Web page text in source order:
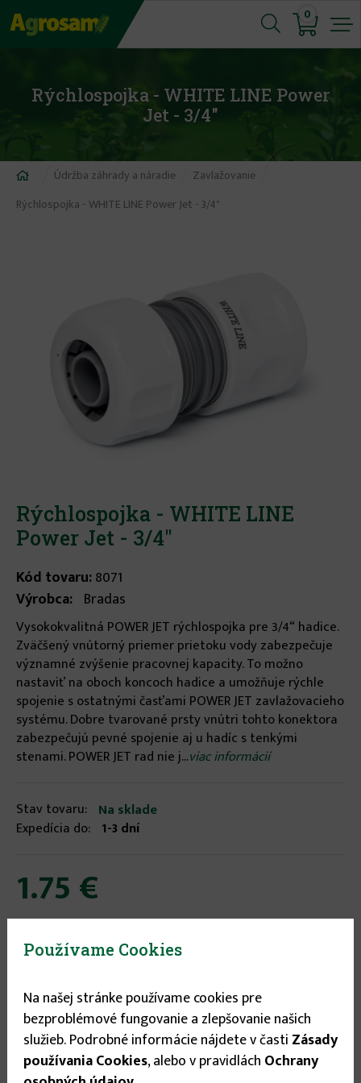
Jump
to
0
Rýchlospojka - WHITE LINE Power
Jet - 3/4"
Nachádzate
sa
Údržba záhrady a náradie
Zavlažovanie
Rýchlospojka - WHITE LINE Power Jet - 3/4"
Rýchlospojka - WHITE LINE
Power Jet - 3/4"
Kód tovaru:8071
Výrobca: Bradas
Vysokokvalitná POWER JET rýchlospojka pre 3/4“ hadice.
Zväčšený vnútorný priemer prietoku vody zabezpečuje
významné zvýšenie pracovnej kapacity. To možno
nastaviť na oboch koncoch hadice a umožňuje rýchle
spojenie s ostatnými časťami POWER JET zavlažovacieho
systému. Dobre tvarované prsty vnútri tohto konektora
zabezpečujú pevné spojenie aj u hadíc s tenkými
stenami. POWER JET rad nie j...viac informácií
Stav tovaru: Na sklade
Expedícia do: 1-3 dní
1.75 €

Používame Cookies
Na našej stránke používame cookies pre
bezproblémové fungovanie a zlepšovanie našich
služieb. Podrobné informácie nájdete v časti Zásady
používania Cookies, alebo v pravidlách Ochrany